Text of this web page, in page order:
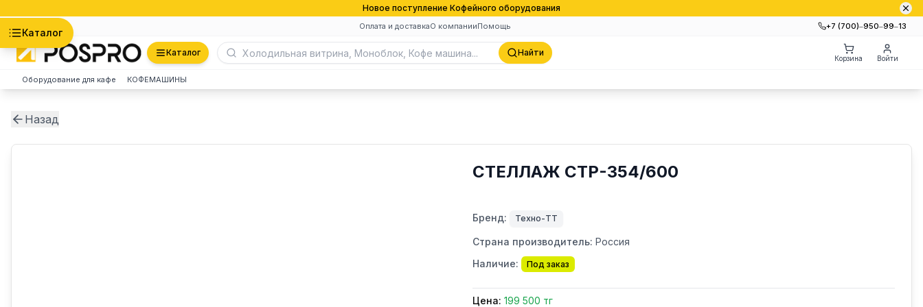
Новое поступление Кофейного оборудования
Оплата и доставкаО компанииПомощь +7 (700)‒950‒99‒13
Каталог
Каталог Найти
Корзина Войти
Оборудование для кафе КОФЕМАШИНЫ
Назад
СТЕЛЛАЖ СТР-354/600
Бренд: Техно-ТТ
Страна производитель: Россия
Наличие:
Под заказ
Цена: 199 500 тг